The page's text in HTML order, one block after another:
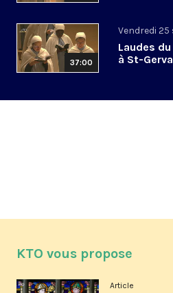
37:00
Vendredi
Laudes
à St-
KTO vous propose
Article